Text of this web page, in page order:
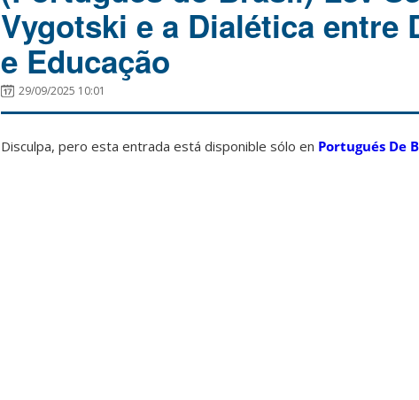
Vygotski e a Dialética entre
e Educação
29/09/2025 10:01
Disculpa, pero esta entrada está disponible sólo en Portugués De